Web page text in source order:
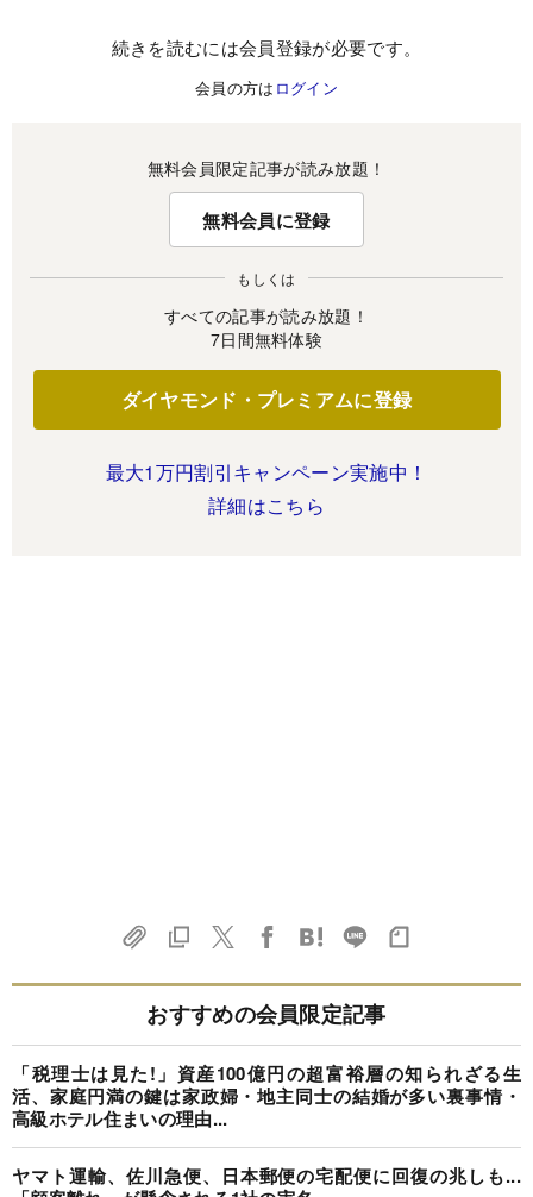
続きを読むには会員登録が必要です。
会員の方は ログイン
無料会員限定記事が読み放題！
無料会員に登録
もしくは
すべての記事が読み放題！
7日間無料体験
ダイヤモンド・プレミアムに登録
最大1万円割引キャンペーン実施中！
詳細はこちら
おすすめの会員限定記事
「税理士は見た!」資産100億円の超富裕層の知られざる生
活、家庭円満の鍵は家政婦・地主同士の結婚が多い裏事情・
高級ホテル住まいの理由...
ヤマト運輸、佐川急便、日本郵便の宅配便に回復の兆しも...